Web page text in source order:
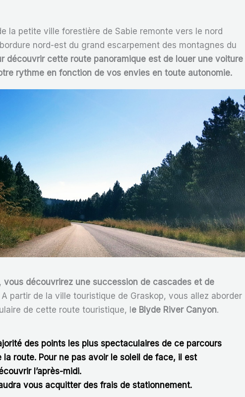
la petite ville forestière de Sabie remonte vers le nord
nord-est du grand escarpement des montagnes du
découvrir cette route panoramique est de louer une voiture
rythme en fonction de vos envies en toute autonomie.
vous découvrirez une succession de cascades et de
A partir de la ville touristique de Graskop, vous allez aborder
de cette route touristique, le Blyde River Canyon.
des points les plus spectaculaires de ce parcours
la route. Pour ne pas avoir le soleil de face, il est
l’après-midi.
vous acquitter des frais de stationnement.